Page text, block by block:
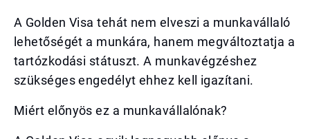
A Golden Visa tehát nem elveszi a munkavállaló
lehetőségét a munkára, hanem megváltoztatja a
tartózkodási státuszt. A munkavégzéshez
szükséges engedélyt ehhez kell igazítani.
Miért előnyös ez a munkavállalónak?